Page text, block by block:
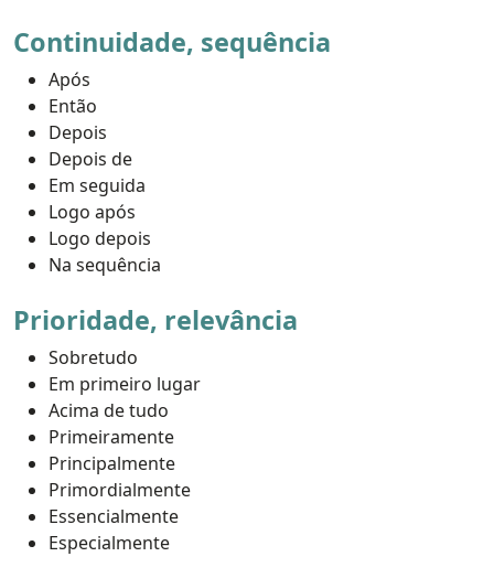
Continuidade, sequência
Após
Então
Depois
Depois de
Em seguida
Logo após
Logo depois
Na sequência
Prioridade, relevância
Sobretudo
Em primeiro lugar
Acima de tudo
Primeiramente
Principalmente
Primordialmente
Essencialmente
Especialmente